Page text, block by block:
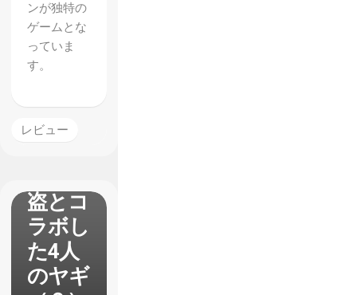
ンが独特の
ゲームとな
っていま
す。
レビュー
【Goat
Simula
tor:
PAYDA
Y】レ
盗とコ
ラボし
た4人
のヤギ